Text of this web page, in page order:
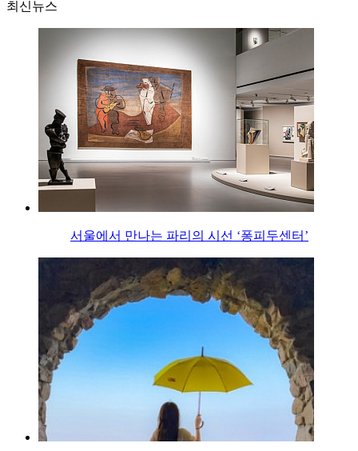
최신뉴스
서울에서 만나는 파리의 시선 ‘퐁피두센터’